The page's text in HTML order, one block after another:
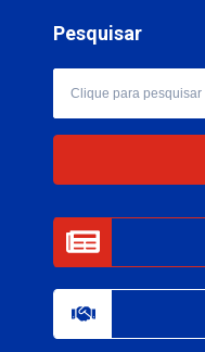
Pesquisar